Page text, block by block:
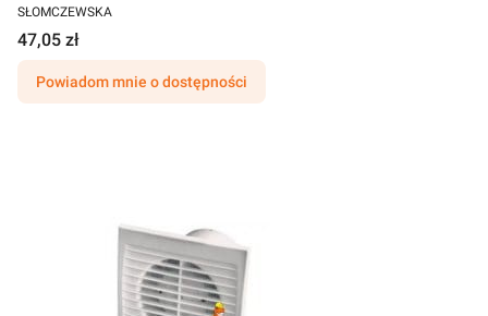
SŁOMCZEWSKA
47,05 zł
Powiadom mnie o dostępności